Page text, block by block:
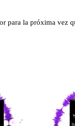
para la próxima vez